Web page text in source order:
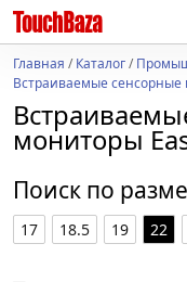
Главная /Каталог/
Встраиваемые сенсорные
мониторы
Поиск по
17 18.5 19 22